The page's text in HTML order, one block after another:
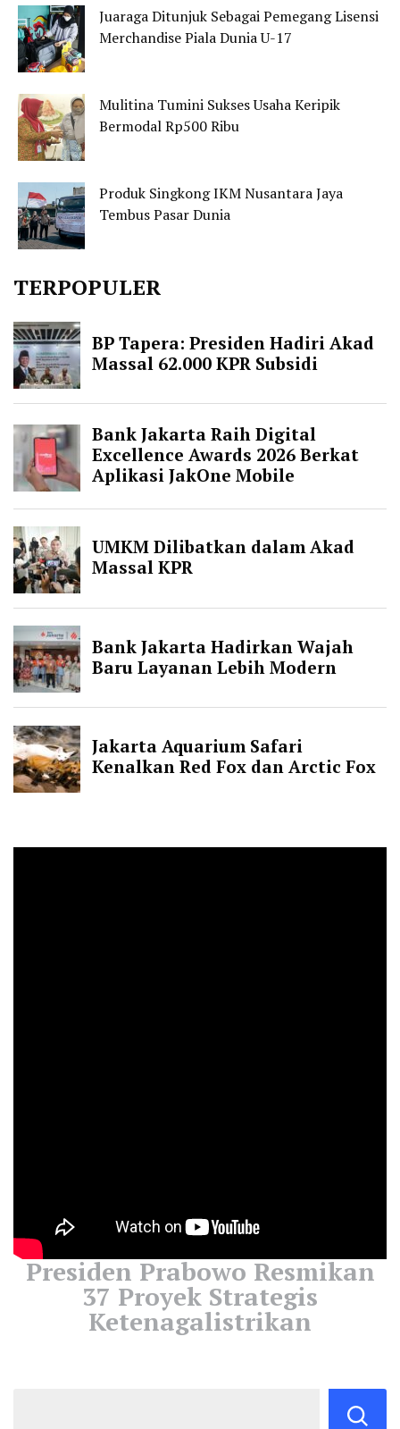
Juaraga Ditunjuk Sebagai Pemegang Lisensi
Merchandise Piala Dunia U-17
Mulitina Tumini Sukses Usaha Keripik
Bermodal Rp500 Ribu
Produk Singkong IKM Nusantara Jaya
Tembus Pasar Dunia
TERPOPULER
Presiden Prabowo Resmikan
37 Proyek Strategis
Ketenagalistrikan